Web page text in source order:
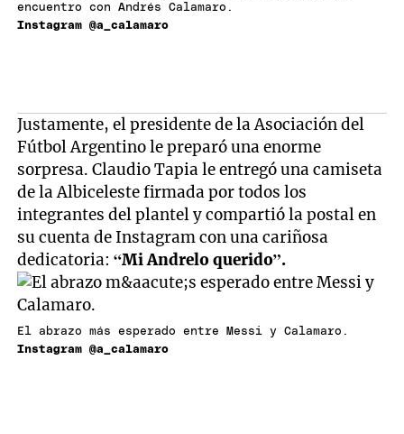
encuentro con Andrés Calamaro.
Instagram @a_calamaro
Justamente, el presidente de la Asociación del
Fútbol Argentino le preparó una enorme
sorpresa. Claudio Tapia le entregó una camiseta
de la Albiceleste firmada por todos los
integrantes del plantel y compartió la postal en
su cuenta de Instagram con una cariñosa
dedicatoria: “Mi Andrelo querido”.
El abrazo más esperado entre Messi y Calamaro.
Instagram @a_calamaro